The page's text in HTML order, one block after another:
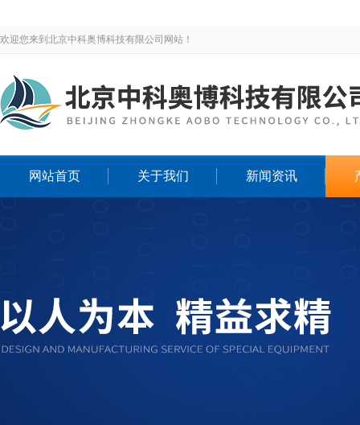
欢迎您来到北京中科奥博科技有限公司网站！
网站首页 关于我们 新闻资讯